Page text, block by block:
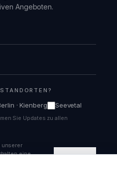
Angeboten.
· Kienberg Seevetal
Sie Updates zu allen
unserer
eine